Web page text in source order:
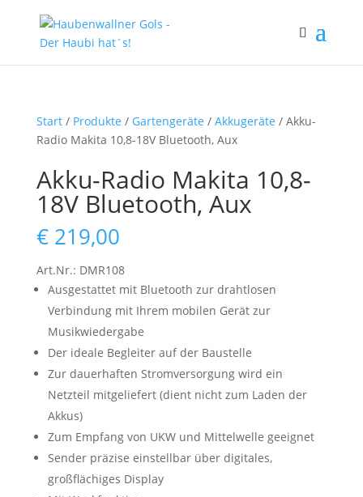
Start/ Produkte / Gartengeräte / Akkugeräte / Akku-
Radio Makita 10,8-18V Bluetooth, Aux
Akku-Radio Makita 10,8-
18V Bluetooth, Aux
€219,00
Art.Nr.: DMR108
Ausgestattet mit Bluetooth zur drahtlosen
Verbindung mit Ihrem mobilen Gerät zur
Musikwiedergabe
Der ideale Begleiter auf der Baustelle
Zur dauerhaften Stromversorgung wird ein
Netzteil mitgeliefert (dient nicht zum Laden der
Akkus)
Zum Empfang von UKW und Mittelwelle geeignet
Sender präzise einstellbar über digitales,
großflächiges Display